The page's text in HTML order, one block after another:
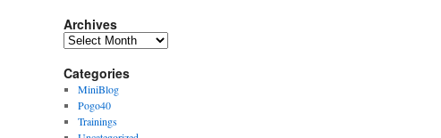
Archives
Archives
Categories
MiniBlog
Pogo40
Trainings